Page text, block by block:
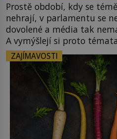
Prostě období, kdy se
nehrají, v parlamentu se
dovolené a média tak
A vymýšlejí si proto
nezajímají. Proč je však
zrovna s okurkami?
od poloviny 19. století,
ZAJÍMAVOSTI